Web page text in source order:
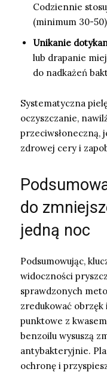
Codziennie
(minimum 30-
Unikanie
lub drapanie
do nadkażeń
Systematyczna
oczyszczanie,
przeciwsłoneczną,
zdrowej cery i
do
jedną noc
Podsumowując,
widoczności
sprawdzonych
zredukować
punktowe z
benzoilu wysuszą
antybakteryjnie.
ochronę i